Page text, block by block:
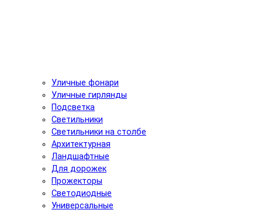
Уличные фонари
Уличные гирлянды
Подсветка
Светильники
Светильники на столбе
Архитектурная
Ландшафтные
Для дорожек
Прожекторы
Светодиодные
Универсальные